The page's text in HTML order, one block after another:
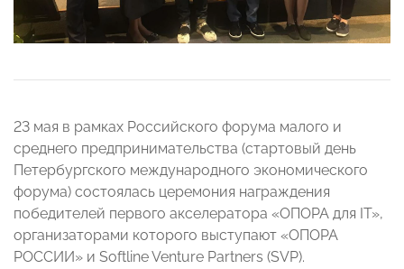
23 мая в рамках Российского форума малого и
среднего предпринимательства (стартовый день
Петербургского международного экономического
форума) состоялась церемония награждения
победителей первого акселератора «ОПОРА для IT»,
организаторами которого выступают «ОПОРА
РОССИИ» и Softline Venture Partners (SVP).